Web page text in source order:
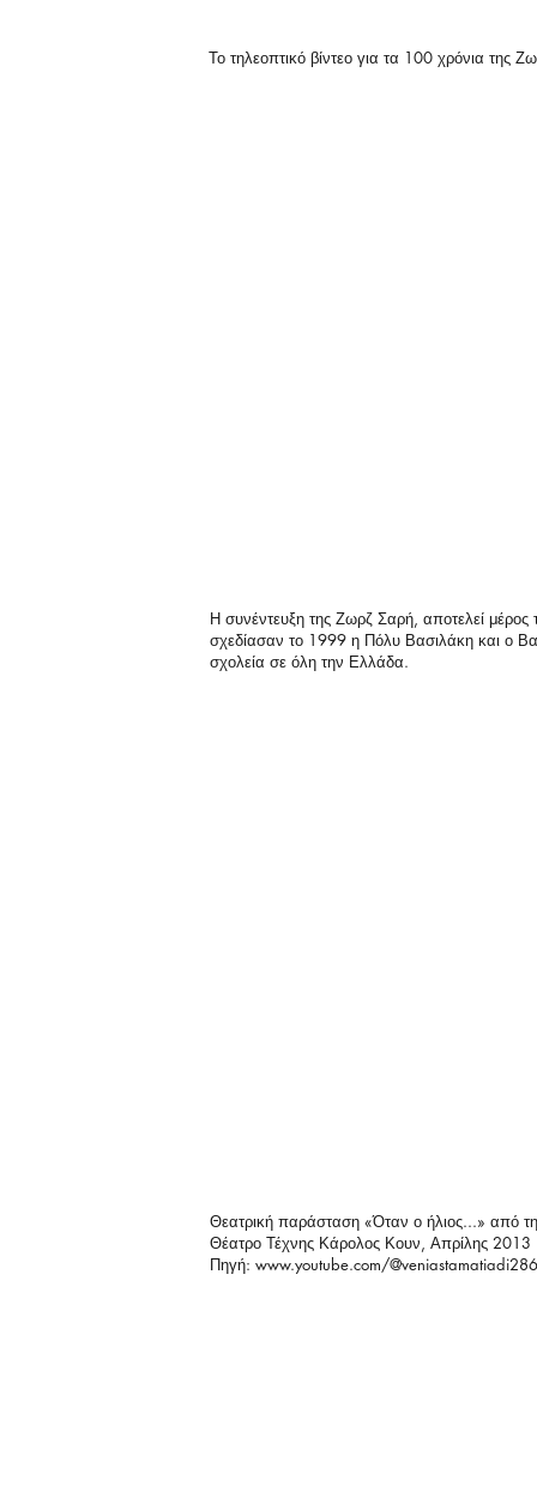
Το τηλεοπτικό βίντεο για τα 100 χρόνια της
Η συνέντευξη της Ζωρζ Σαρή, αποτελεί
σχεδίασαν το 1999 η Πόλυ Βασιλάκη και ο
σχολεία σε όλη την Ελλάδα.
Θεατρική παράσταση «Όταν ο ήλιος...» από
Θέατρο Τέχνης Κάρολος Κουν, Απρίλης 2013
Πηγή: www.youtube.com/